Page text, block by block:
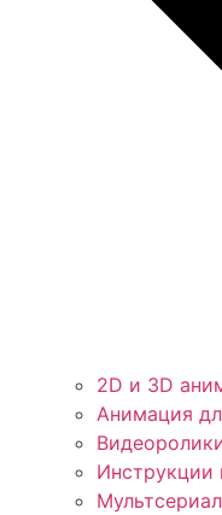
2D и 3D
Анимация
Инструкции